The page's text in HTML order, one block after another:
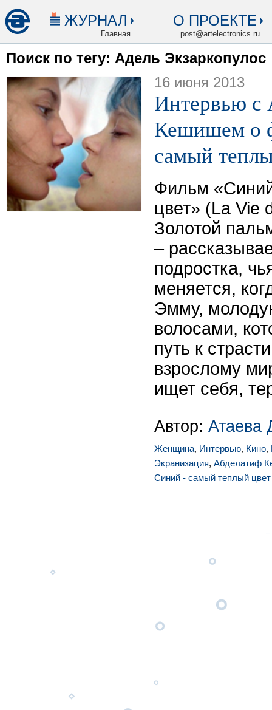
ЖУРНАЛ
Главная
О ПРОЕКТЕ
post@artelectronics.ru
Поиск по тегу: Адель Экзаркопулос
16 июня 2013
Интервью с
Кешишем о
самый
Фильм
цвет» (La Vie
Золотой
–
подростка,
меняется,
Эмму,
волосами,
путь к
взрослому
ищет себя,
Автор: Атаева
Женщина, Интервью, Кино,
Экранизация, Абделатиф
Синий - самый теплый цвет